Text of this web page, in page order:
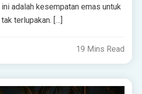
adalah kesempatan emas untuk
terlupakan. […]
19 Mins Read